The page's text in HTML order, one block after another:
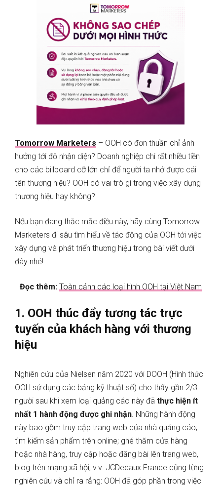
Tomorrow Marketers – OOH có đơn thuần chỉ ảnh
hưởng tới độ nhận diện? Doanh nghiệp chi rất nhiều tiền
cho các billboard cỡ lớn chỉ để người ta nhớ được cái
tên thương hiệu? OOH có vai trò gì trong việc xây dựng
thương hiệu hay không?
Nếu bạn đang thắc mắc điều này, hãy cùng Tomorrow
Marketers đi sâu tìm hiểu về tác động của OOH tới việc
xây dựng và phát triển thương hiệu trong bài viết dưới
đây nhé!
Đọc thêm: Toàn cảnh các loại hình OOH tại Việt Nam
1. OOH thúc đẩy tương tác trực
tuyến của khách hàng với thương
hiệu
Nghiên cứu của Nielsen năm 2020 với DOOH (Hình thức
OOH sử dụng các bảng kỹ thuật số) cho thấy gần 2/3
người sau khi xem loại quảng cáo này đã thực hiện ít
nhất 1 hành động được ghi nhận. Những hành động
này bao gồm truy cập trang web của nhà quảng cáo;
tìm kiếm sản phẩm trên online; ghé thăm cửa hàng
hoặc nhà hàng, truy cập hoặc đăng bài lên trang web,
blog trên mạng xã hội; v.v. JCDecaux France cũng từng
nghiên cứu và chỉ ra rẳng: OOH đã góp phần trong việc